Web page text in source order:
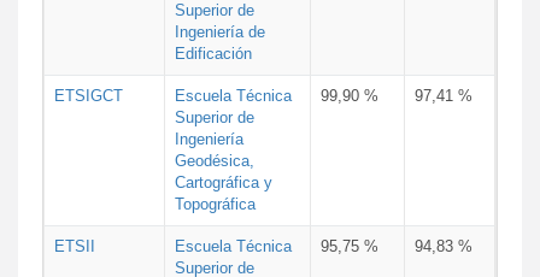
Superior de
Ingeniería de
Edificación
ETSIGCT
Escuela Técnica
Superior de
Ingeniería
Geodésica,
Cartográfica y
Topográfica
99,90 % 97,41 %
ETSII
Escuela Técnica
Superior de
95,75 % 94,83 %